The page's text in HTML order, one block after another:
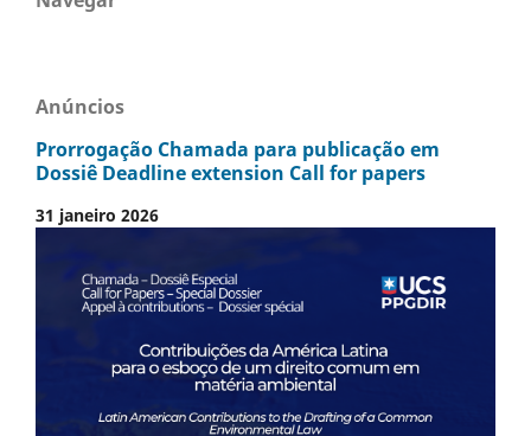
Anúncios
Prorrogação Chamada para publicação em
Dossiê Deadline extension Call for papers
31 janeiro 2026